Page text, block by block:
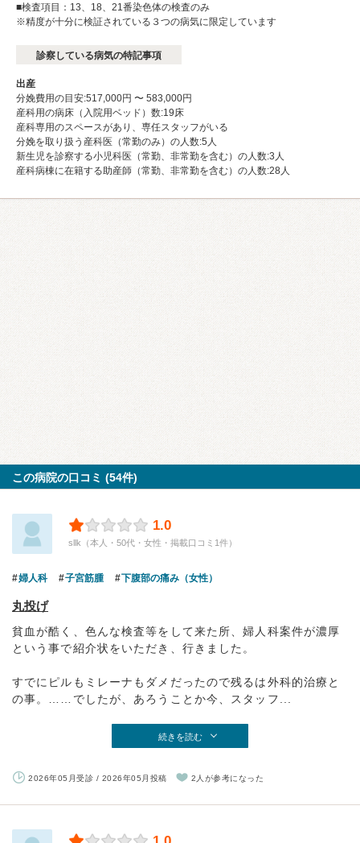
■検査項目：13、18、21番染色体の検査のみ
※精度が十分に検証されている３つの病気に限定しています
診察している病気の特記事項
出産
分娩費用の目安:517,000円 〜 583,000円
産科用の病床（入院用ベッド）数:19床
産科専用のスペースがあり、専任スタッフがいる
分娩を取り扱う産科医（常勤のみ）の人数:5人
新生児を診察する小児科医（常勤、非常勤を含む）の人数:3人
産科病棟に在籍する助産師（常勤、非常勤を含む）の人数:28人
この病院の口コミ (54件)
1.0
sllk（本人・50代・女性・掲載口コミ1件）
婦人科 子宮筋腫 下腹部の痛み（女性）
丸投げ
貧血が酷く、色んな検査等をして来た所、婦人科案件が濃厚
という事で紹介状をいただき、行きました。
すでにピルもミレーナもダメだったので残るは外科的治療と
の事。……でしたが、あろうことか今、スタッフ...
続きを読む
2026年05月受診 / 2026年05月投稿 2人が参考になった